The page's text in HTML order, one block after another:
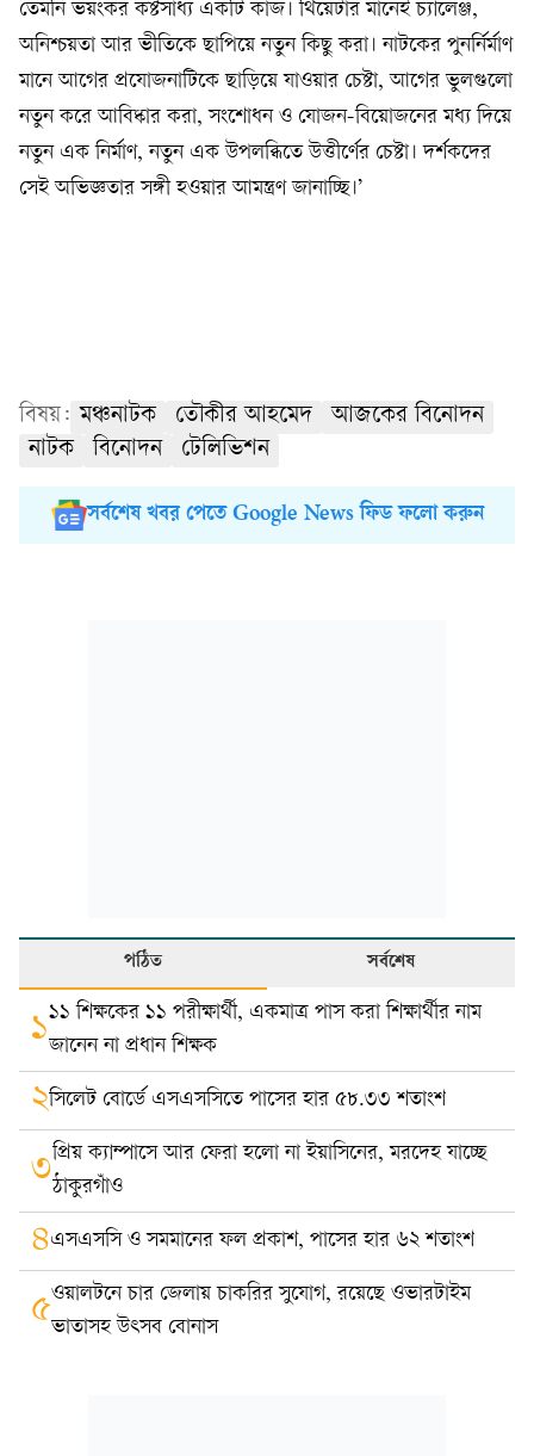
তেমনি ভয়ংকর কষ্টসাধ্য একটি কাজ। থিয়েটার মানেই চ্যালেঞ্জ,
অনিশ্চয়তা আর ভীতিকে ছাপিয়ে নতুন কিছু করা। নাটকের পুনর্নির্মাণ
মানে আগের প্রযোজনাটিকে ছাড়িয়ে যাওয়ার চেষ্টা, আগের ভুলগুলো
নতুন করে আবিষ্কার করা, সংশোধন ও যোজন-বিয়োজনের মধ্য দিয়ে
নতুন এক নির্মাণ, নতুন এক উপলব্ধিতে উত্তীর্ণের চেষ্টা। দর্শকদের
সেই অভিজ্ঞতার সঙ্গী হওয়ার আমন্ত্রণ জানাচ্ছি।’
বিষয়: মঞ্চনাটক তৌকীর আহমেদ
আজকের বিনোদন
নাটক
বিনোদন টেলিভিশন
সর্বশেষ খবর পেতে Google News ফিড ফলো করুন
পঠিত সর্বশেষ
১১১ শিক্ষকের ১১ পরীক্ষার্থী, একমাত্র পাস করা শিক্ষার্থীর নাম
জানেন না প্রধান শিক্ষক
২সিলেট বোর্ডে এসএসসিতে পাসের হার ৫৮.৩৩ শতাংশ
৩প্রিয় ক্যাম্পাসে আর ফেরা হলো না ইয়াসিনের, মরদেহ যাচ্ছে
ঠাকুরগাঁও
৪এসএসসি ও সমমানের ফল প্রকাশ, পাসের হার ৬২ শতাংশ
৫ওয়ালটনে চার জেলায় চাকরির সুযোগ, রয়েছে ওভারটাইম
ভাতাসহ উৎসব বোনাস